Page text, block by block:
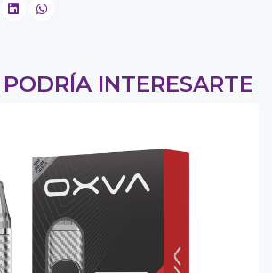
INTERESARTE